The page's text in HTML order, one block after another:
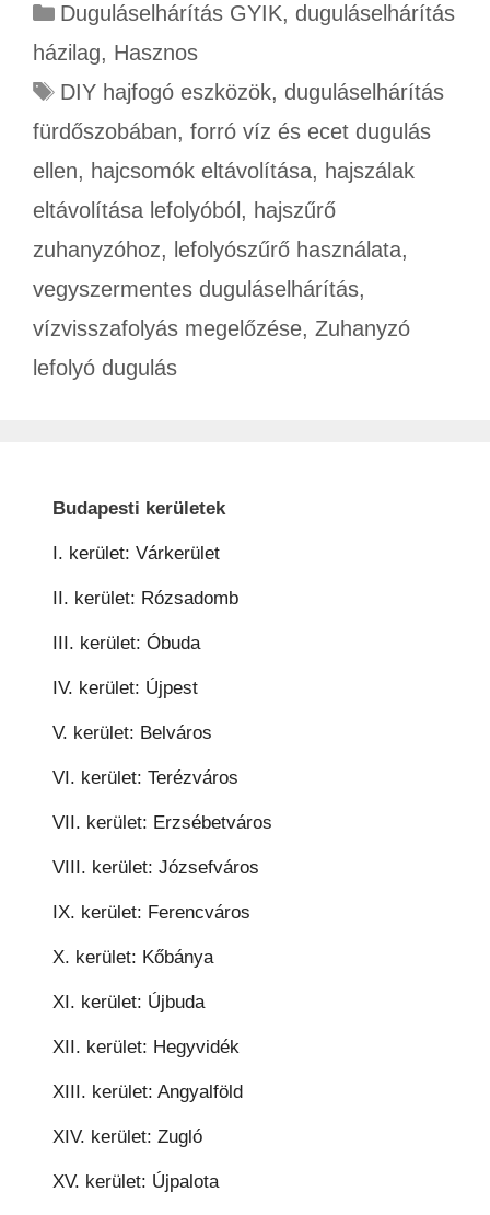
Duguláselhárítás GYIK, duguláselhárítás
házilag, Hasznos
DIY hajfogó eszközök, duguláselhárítás
fürdőszobában, forró víz és ecet dugulás
ellen, hajcsomók eltávolítása, hajszálak
eltávolítása lefolyóból , hajszűrő
zuhanyzóhoz, lefolyószűrő használata,
vegyszermentes duguláselhárítás,
vízvisszafolyás megelőzése, Zuhanyzó
lefolyó dugulás
Budapesti kerületek
I. kerület: Várkerület
II. kerület: Rózsadomb
III. kerület: Óbuda
IV. kerület: Újpest
V. kerület: Belváros
VI. kerület: Terézváros
VII. kerület: Erzsébetváros
VIII. kerület: Józsefváros
IX. kerület: Ferencváros
X. kerület: Kőbánya
XI. kerület: Újbuda
XII. kerület: Hegyvidék
XIII. kerület: Angyalföld
XIV. kerület: Zugló
XV. kerület: Újpalota